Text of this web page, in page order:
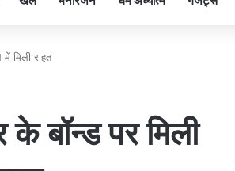
मिली राहत
बॉन्ड पर मिली